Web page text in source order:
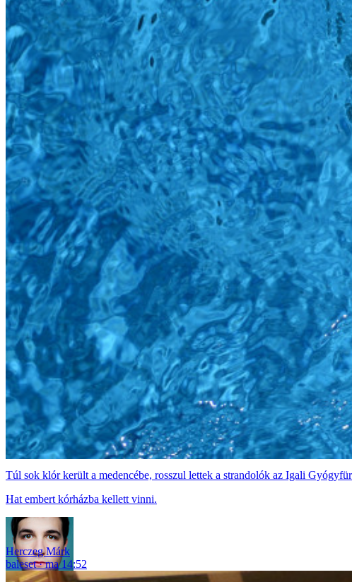
Túl sok klór került a medencébe, rosszul lettek a strandolók az Igali
Hat embert kórházba kellett vinni.
Herczeg Márk
baleset
ma 14:52